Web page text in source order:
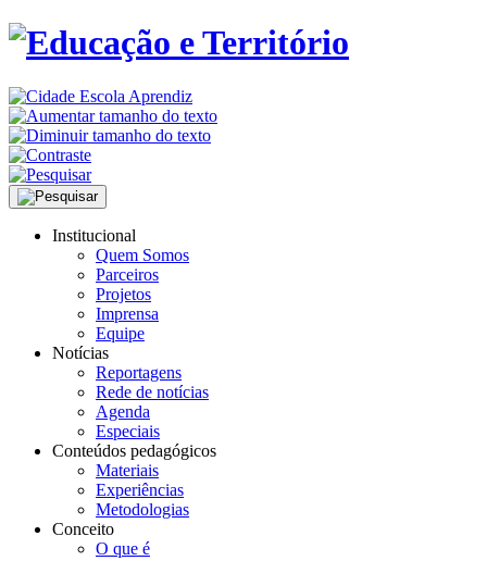
Institucional
Quem Somos
Parceiros
Projetos
Imprensa
Equipe
Notícias
Reportagens
Rede de notícias
Agenda
Especiais
Conteúdos pedagógicos
Materiais
Experiências
Metodologias
Conceito
O que é